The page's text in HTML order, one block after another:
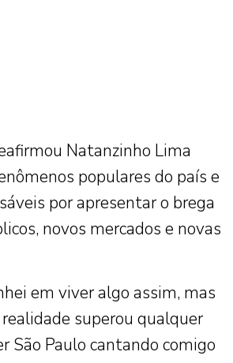
Natanzinho Lima
populares do país e
por apresentar o brega
novos mercados e novas
em viver algo assim, mas
superou qualquer
São Paulo cantando comigo